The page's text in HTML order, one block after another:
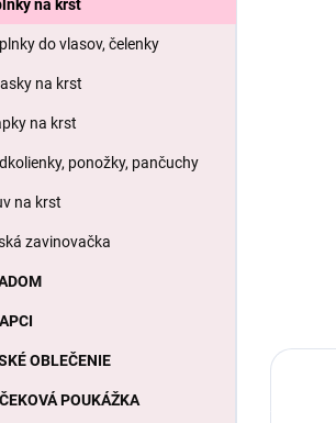
na krst
do vlasov, čelenky
na krst
na krst
ponožky, pančuchy
na krst
zavinovačka
OBLEČENIE
POUKÁŽKA